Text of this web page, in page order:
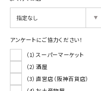
アンケートにご協力ください！
（1）スーパーマーケット
（2）酒屋
（3）直営店（阪神百貨店）